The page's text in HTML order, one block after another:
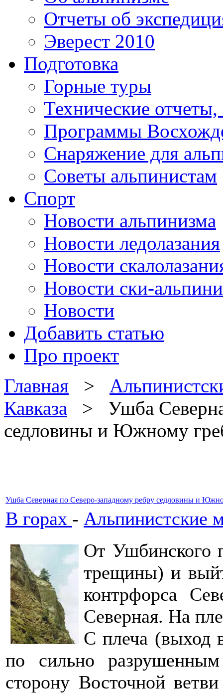
Отчеты об
Эверест 2010
Подготовка
Горные туры
Технические
Программы
Снаряжение для
Советы альпинистам
Спорт
Новости альпинизма
Новости ледолазания
Новости
Новости ски-
Новости
Добавить статью
Про проект
Главная >
Кавказа > Ушба
седловины и Южному
Ушба Северная по Северо-западному ребру седловины и
В горах - Альпинистские
От Ушбинского
трещины) и
контрфорса
Северная. На
С плеча (выход
по сильно
сторону Восточной